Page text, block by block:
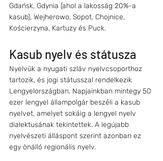
Gdańsk, Gdynia (ahol a lakosság 20%-a
kasub), Wejherowo, Sopot, Chojnice,
Kościerzyna, Kartuzy és Puck.
Kasub nyelv és státusza
Nyelvük a nyugati szláv nyelvcsoporthoz
tartozik, és jogi státusszal rendelkezik
Lengyelországban. Napjainkban mintegy 50
ezer lengyel állampolgár beszéli a kasub
nyelvet, amelyet sokáig a lengyel nyelv
dialektusának tekintettek. A legújabb
nyelvészeti álláspont szerint azonban ez
egy önálló regionális nyelv.